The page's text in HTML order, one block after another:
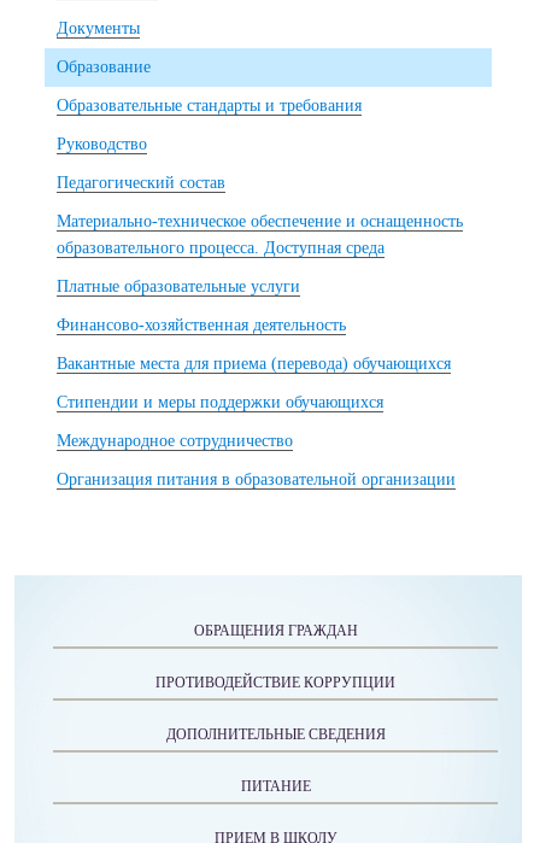
Документы
Образование
Образовательные стандарты и требования
Руководство
Педагогический состав
Материально-техническое обеспечение и оснащенность
образовательного процесса. Доступная среда
Платные образовательные услуги
Финансово-хозяйственная деятельность
Вакантные места для приема (перевода) обучающихся
Стипендии и меры поддержки обучающихся
Международное сотрудничество
Организация питания в образовательной организации
ОБРАЩЕНИЯ ГРАЖДАН
ПРОТИВОДЕЙСТВИЕ КОРРУПЦИИ
ДОПОЛНИТЕЛЬНЫЕ СВЕДЕНИЯ
ПИТАНИЕ
ПРИЕМ В ШКОЛУ